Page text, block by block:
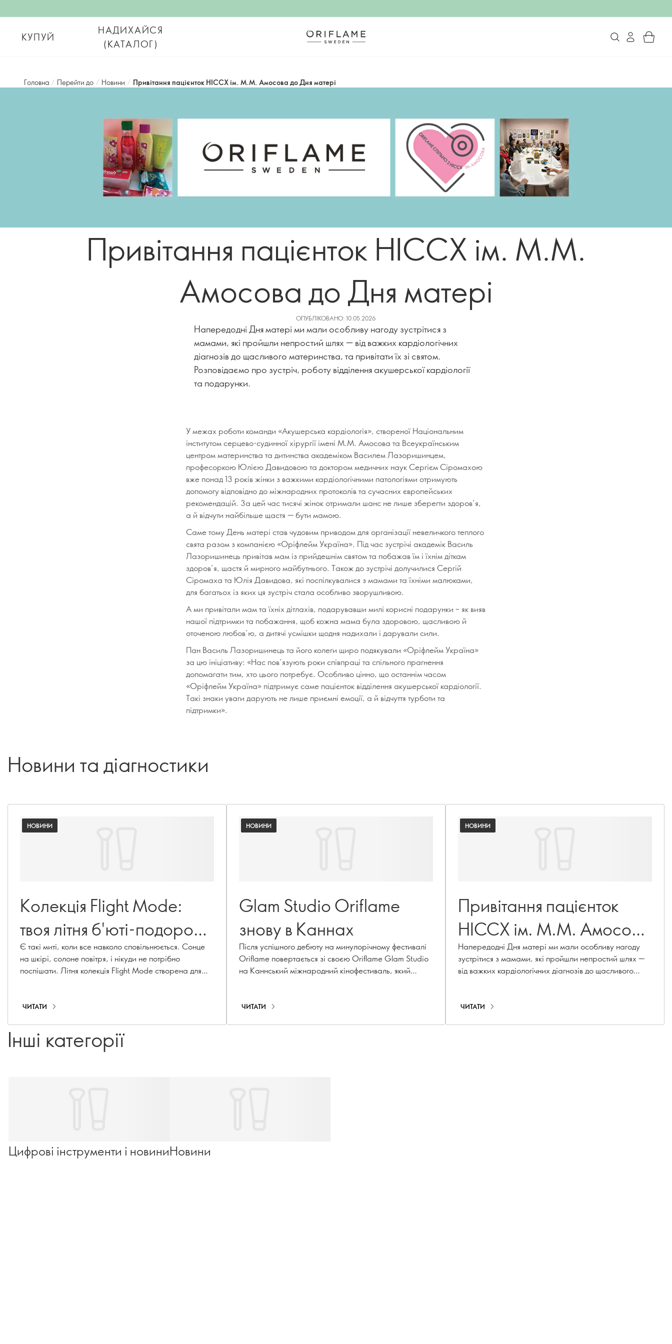
КУПУЙ
НАДИХАЙСЯ
(КАТАЛОГ)
Головна / Перейти до / Новини / Привітання пацієнток НІССХ ім. М.М. Амосова до Дня матері
Привітання пацієнток НІССХ ім. М.М.
Амосова до Дня матері
ОПУБЛІКОВАНО: 10.05.2026
Напередодні Дня матері ми мали особливу нагоду зустрітися з
мамами, які пройшли непростий шлях — від важких кардіологічних
діагнозів до щасливого материнства, та привітати їх зі святом.
Розповідаємо про зустріч, роботу відділення акушерської кардіології
та подарунки.
У межах роботи команди «Акушерська кардіологія», створеної Національним
інститутом серцево-судинної хірургії імені М.М. Амосова та Всеукраїнським
центром материнства та дитинства академіком Василем Лазоришинцем,
професоркою Юлією Давидовою та доктором медичних наук Сергієм Сіромахою
вже понад 13 років жінки з важкими кардіологічними патологіями отримують
допомогу відповідно до міжнародних протоколів та сучасних європейських
рекомендацій. За цей час тисячі жінок отримали шанс не лише зберегти здоров’я,
а й відчути найбільше щастя — бути мамою.
Саме тому День матері став чудовим приводом для організації невеличкого теплого
свята разом з компанією «Оріфлейм Україна». Під час зустрічі академік Василь
Лазоришинець привітав мам із прийдешнім святом та побажав їм і їхнім діткам
здоров’я, щастя й мирного майбутнього. Також до зустрічі долучилися Сергій
Сіромаха та Юлія Давидова, які поспілкувалися з мамами та їхніми малюками,
для багатьох із яких ця зустріч стала особливо зворушливою.
А ми привітали мам та їхніх дітлахів, подарувавши милі корисні подарунки – як вияв
нашої підтримки та побажання, щоб кожна мама була здоровою, щасливою й
оточеною любов’ю, а дитячі усмішки щодня надихали і дарували сили.
Пан Василь Лазоришинець та його колеги щиро подякували «Оріфлейм Україна»
за цю ініціативу: «Нас пов’язують роки співпраці та спільного прагнення
допомагати тим, хто цього потребує. Особливо цінно, що останнім часом
«Оріфлейм Україна» підтримує саме пацієнток відділення акушерської кардіології.
Такі знаки уваги дарують не лише приємні емоції, а й відчуття турботи та
підтримки».
Новини та діагностики
НОВИНИ
Колекція Flight Mode:
твоя літня б'юті-подорож
починається тут
Є такі миті, коли все навколо сповільнюється. Сонце
на шкірі, солоне повітря, і нікуди не потрібно
поспішати. Літня колекція Flight Mode створена для
гардероб для відпустки. Паспорт не потрібен.
ЧИТАТИ
НОВИНИ
Glam Studio Oriflame
знову в Каннах
Після успішного дебюту на минулорічному фестивалі
Oriflame повертається зі своєю Oriflame Glam Studio
на Каннський міжнародний кінофестиваль, який
ЧИТАТИ
НОВИНИ
Привітання пацієнток
НІССХ ім. М.М. Амосова
до Дня матері
Напередодні Дня матері ми мали особливу нагоду
зустрітися з мамами, які пройшли непростий шлях —
від важких кардіологічних діагнозів до щасливого
та подарунки.
ЧИТАТИ
Інші категорії
Цифрові інструменти і новиниНовини